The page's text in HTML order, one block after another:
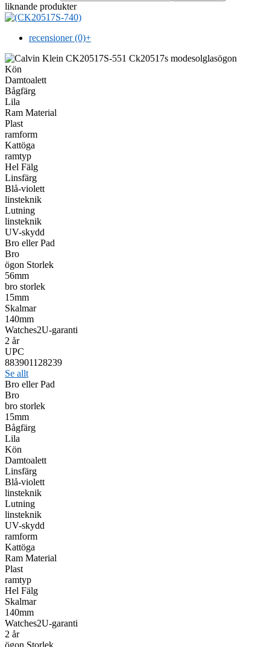
liknande produkter
recensioner (0)+
Kön
Damtoalett
Bågfärg
Lila
Ram Material
Plast
ramform
Kattöga
ramtyp
Hel Fälg
Linsfärg
Blå-violett
linsteknik
Lutning
linsteknik
UV-skydd
Bro eller Pad
Bro
ögon Storlek
56mm
bro storlek
15mm
Skalmar
140mm
Watches2U-garanti
2 år
UPC
883901128239
Se allt
Bro eller Pad
Bro
bro storlek
15mm
Bågfärg
Lila
Kön
Damtoalett
Linsfärg
Blå-violett
linsteknik
Lutning
linsteknik
UV-skydd
ramform
Kattöga
Ram Material
Plast
ramtyp
Hel Fälg
Skalmar
140mm
Watches2U-garanti
2 år
ögon Storlek